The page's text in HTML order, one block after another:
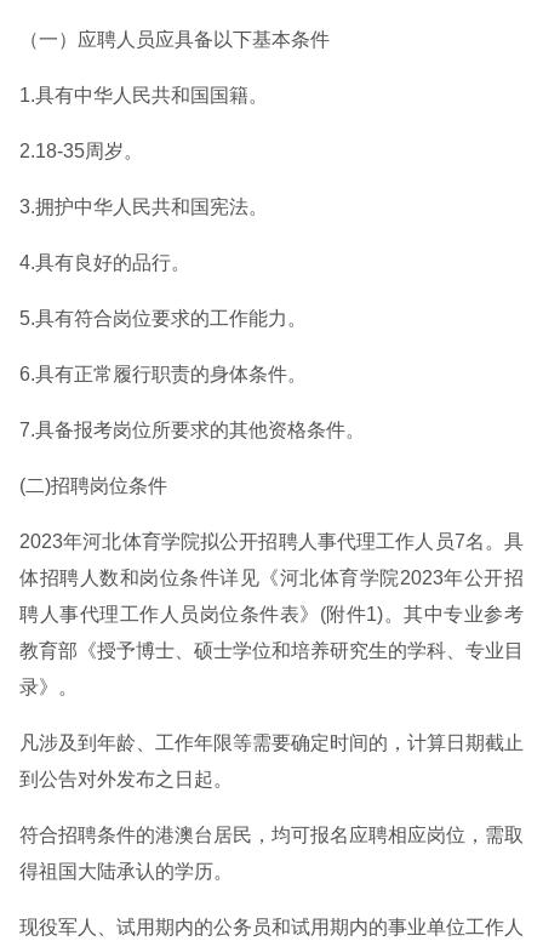
（一）应聘人员应具备以下基本条件
1.具有中华人民共和国国籍。
2.18-35周岁。
3.拥护中华人民共和国宪法。
4.具有良好的品行。
5.具有符合岗位要求的工作能力。
6.具有正常履行职责的身体条件。
7.具备报考岗位所要求的其他资格条件。
(二)招聘岗位条件
2023年河北体育学院拟公开招聘人事代理工作人员7名。具
体招聘人数和岗位条件详见《河北体育学院2023年公开招
聘人事代理工作人员岗位条件表》(附件1)。其中专业参考
教育部《授予博士、硕士学位和培养研究生的学科、专业目
录》。
凡涉及到年龄、工作年限等需要确定时间的，计算日期截止
到公告对外发布之日起。
符合招聘条件的港澳台居民，均可报名应聘相应岗位，需取
得祖国大陆承认的学历。
现役军人、试用期内的公务员和试用期内的事业单位工作人